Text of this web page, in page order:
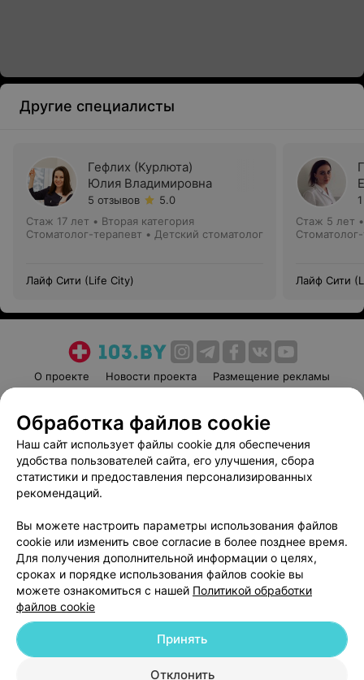
Другие специалисты
Гефлих (Курлюта)
Юлия Владимировна
5 отзывов
5.0
Стаж 17 лет • Вторая категория
Стоматолог-терапевт • Детский стоматолог
Лайф Сити (Life City)
Стаж 5 лет
Лайф Сити
О проекте Новости проекта
Размещение рекламы
Пользовательское соглашение
Способы оплаты
Вакансии
Партнеры
Написать руководителю 103.by
Обработка персональных данных
© 2026 ООО «Артокс Лаб», УНП 191700409
| 220012, Республика Беларусь,
Обработка файлов cookie
Наш сайт использует файлы cookie для обеспечения
удобства пользователей сайта, его улучшения, сбора
статистики и предоставления персонализированных
рекомендаций.
Вы можете настроить параметры использования файлов
cookie или изменить свое согласие в более позднее время.
Для получения дополнительной информации о целях,
сроках и порядке использования файлов cookie вы
можете ознакомиться с нашей Политикой обработки
файлов cookie
Отклонить
Принять